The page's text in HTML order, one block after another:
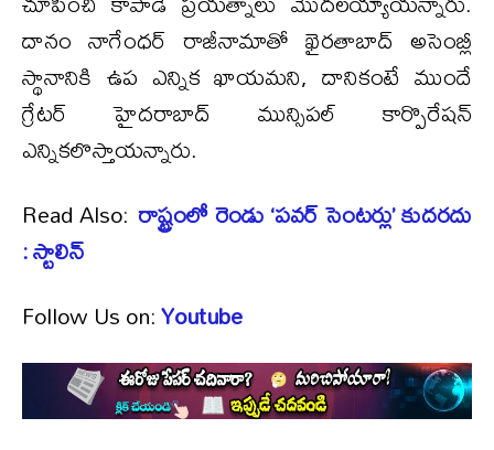
దానం నాగేంధర్ రాజీనామాతో ఖైరతాబాద్ అసెంబ్లీ
స్థానానికి ఉప ఎన్నిక ఖాయమని, దానికంటే ముందే
గ్రేటర్ హైదరాబాద్ మున్సిపల్ కార్పొరేషన్
ఎన్నికలొస్తాయన్నారు.
Read Also: రాష్ట్రంలో రెండు ‘పవర్ సెంటర్లు’ కుదరదు
: స్టాలిన్
Follow Us on:Youtube